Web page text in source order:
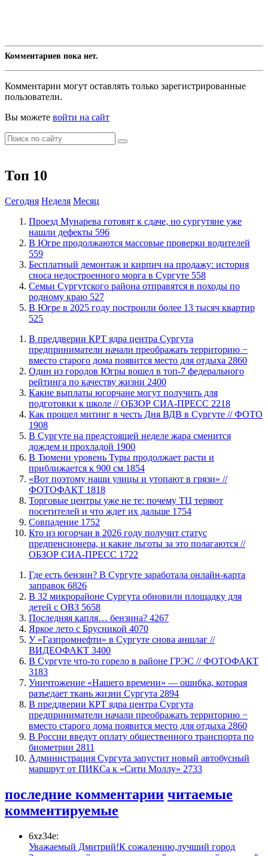
Комментариев пока нет.
Комментарии могут оставлять только зарегистрированные
пользователи.
Вы можете войти на сайт
Топ 10
Сегодня Неделя Месяц
​Проезд Мунарева готовят к сдаче, но сургутяне уже
нашли дефекты 596
​В Югре продолжаются массовые проверки водителей
559
​Бесплатный демонтаж и кирпич на продажу: история
сноса недостроенного морга в Сургуте 558
​Семьи Сургутского района отправятся в походы по
родному краю 527
​В Югре в 2025 году построили более 13 тысяч квартир
525
​В преддверии КРТ ядра центра Сургута
предприниматели начали преображать территорию −
вместо старого дома появится место для отдыха 2860
Один из городов Югры вошел в топ-7 федерального
рейтинга по качеству жизни 2400
Какие выплаты югорчане могут получить для
подготовки к школе // ОБЗОР СИА-ПРЕСС 2218
Как прошел митинг в честь Дня ВДВ в Сургуте // ФОТО
1908
В Сургуте на предстоящей неделе жара сменится
дождем и прохладой 1900
В Тюмени уровень Туры продолжает расти и
приближается к 900 см 1854
«Вот поэтому наши улицы и утопают в грязи» //
ФОТОФАКТ 1818
Торговые центры уже не те: почему ТЦ теряют
посетителей и что ждет их дальше 1754
​Совпадение 1752
Кто из югорчан в 2026 году получит статус
предпенсионера, и какие льготы за это полагаются //
ОБЗОР СИА-ПРЕСС 1722
​Где есть бензин? В Сургуте заработала онлайн-карта
заправок 6826
В 32 микрорайоне Сургута обновили площадку для
детей с ОВЗ 5658
​Последняя капля… бензина? 4267
Яркое лето с Брусникой 4070
У «Газпромнефти» в Сургуте снова аншлаг //
ВИДЕОФАКТ 3400
​В Сургуте что-то горело в районе ГРЭС // ФОТОФАКТ
3183
​Уничтожение «Нашего времени» — ошибка, которая
разъедает ткань жизни Сургута 2894
​В преддверии КРТ ядра центра Сургута
предприниматели начали преображать территорию −
вместо старого дома появится место для отдыха 2860
В России введут оплату общественного транспорта по
биометрии 2811
​Администрация Сургута запустит новый автобусный
маршрут от ПИКСа к «Сити Моллу» 2733
последние комментарии читаемые
комментируемые
6xz34e:
Уважаемый Дмитрий!К сожалению,лучший город